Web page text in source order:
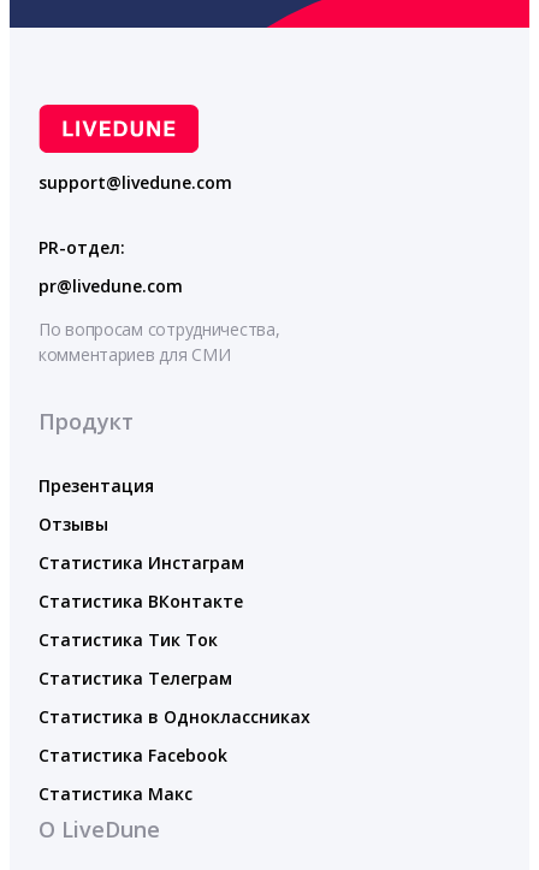
support@livedune.com
PR-отдел:
pr@livedune.com
По вопросам сотрудничества,
комментариев для СМИ
Продукт
Презентация
Отзывы
Статистика Инстаграм
Статистика ВКонтакте
Статистика Тик Ток
Статистика Телеграм
Статистика в Одноклассниках
Статистика Facebook
Статистика Макс
О LiveDune